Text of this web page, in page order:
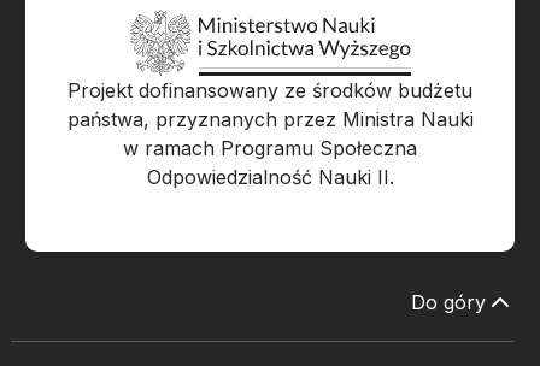
Projekt dofinansowany ze środków budżetu
państwa, przyznanych przez Ministra Nauki
w ramach Programu Społeczna
Odpowiedzialność Nauki II.
Do góry